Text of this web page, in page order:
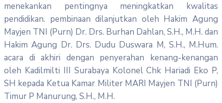
menekankan pentingnya meningkatkan kwalitas
pendidikan. pembinaan dilanjutkan oleh Hakim Agung
Mayjen TNI (Purn) Dr. Drs. Burhan Dahlan, S.H., M.H. dan
Hakim Agung Dr. Drs. Dudu Duswara M, S.H., M.Hum.
acara di akhiri dengan penyerahan kenang-kenangan
oleh Kadilmilti III Surabaya Kolonel Chk Hariadi Eko P,
SH kepada Ketua Kamar Militer MARI Mayjen TNI (Purn)
Timur P Manurung, S.H., M.H.